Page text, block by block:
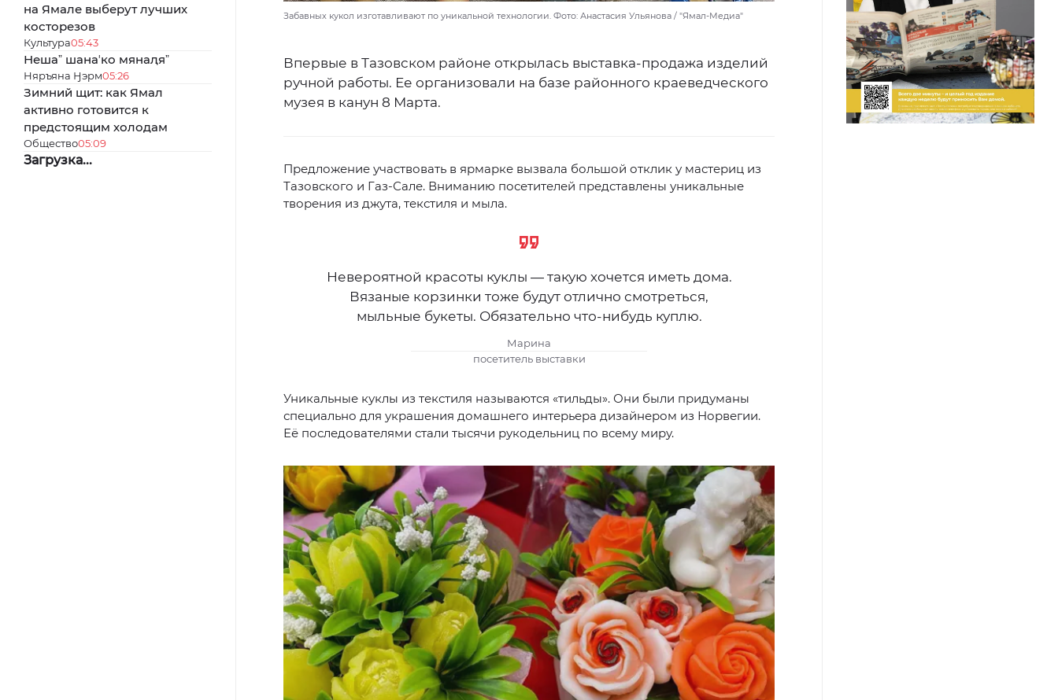
на Ямале выберут лучших
косторезов
Культура05:43
Нешаˮ шанаʼко мянаԯяˮ
Няръяна Ӈэрм05:26
Зимний щит: как Ямал
активно готовится к
предстоящим холодам
Общество05:09
Загрузка...
Забавных кукол изготавливают по уникальной технологии. Фото: Анастасия Ульянова / "Ямал-Медиа"
Впервые в Тазовском районе открылась выставка-продажа изделий
ручной работы. Ее организовали на базе районного краеведческого
музея в канун 8 Марта.
Предложение участвовать в ярмарке вызвала большой отклик у мастериц из
Тазовского и Газ-Сале. Вниманию посетителей представлены уникальные
творения из джута, текстиля и мыла.
Невероятной красоты куклы — такую хочется иметь дома.
Вязаные корзинки тоже будут отлично смотреться,
мыльные букеты. Обязательно что-нибудь куплю.
Марина
посетитель выставки
Уникальные куклы из текстиля называются «тильды». Они были придуманы
специально для украшения домашнего интерьера дизайнером из Норвегии.
Её последователями стали тысячи рукодельниц по всему миру.